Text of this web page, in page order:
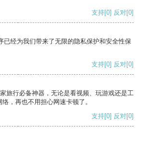
支持[0] 反对[0]
已经为我们带来了无限的隐私保护和安全性保
支持[0] 反对[0]
旅行必备神器，无论是看视频、玩游戏还是工
，再也不用担心网速卡顿了。
支持[0] 反对[0]